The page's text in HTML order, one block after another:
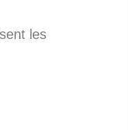
les